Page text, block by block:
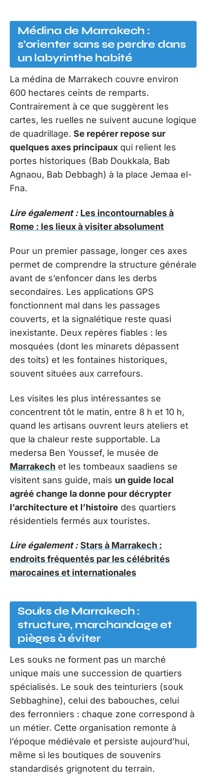
Médina de Marrakech :
s’orienter sans se perdre dans
un labyrinthe habité
La médina de Marrakech couvre environ
600 hectares ceints de remparts.
Contrairement à ce que suggèrent les
cartes, les ruelles ne suivent aucune logique
de quadrillage. Se repérer repose sur
quelques axes principaux qui relient les
portes historiques (Bab Doukkala, Bab
Agnaou, Bab Debbagh) à la place Jemaa el-
Fna.
Lire également : Les incontournables à
Rome : les lieux à visiter absolument
Pour un premier passage, longer ces axes
permet de comprendre la structure générale
avant de s’enfoncer dans les derbs
secondaires. Les applications GPS
fonctionnent mal dans les passages
couverts, et la signalétique reste quasi
inexistante. Deux repères fiables : les
mosquées (dont les minarets dépassent
des toits) et les fontaines historiques,
souvent situées aux carrefours.
Les visites les plus intéressantes se
concentrent tôt le matin, entre 8 h et 10 h,
quand les artisans ouvrent leurs ateliers et
que la chaleur reste supportable. La
medersa Ben Youssef, le musée de
Marrakech et les tombeaux saadiens se
visitent sans guide, mais un guide local
agréé change la donne pour décrypter
l’architecture et l’histoire des quartiers
résidentiels fermés aux touristes.
Lire également : Stars à Marrakech :
endroits fréquentés par les célébrités
marocaines et internationales
Souks de Marrakech :
structure, marchandage et
pièges à éviter
Les souks ne forment pas un marché
unique mais une succession de quartiers
spécialisés. Le souk des teinturiers (souk
Sebbaghine), celui des babouches, celui
des ferronniers : chaque zone correspond à
un métier. Cette organisation remonte à
l’époque médiévale et persiste aujourd’hui,
même si les boutiques de souvenirs
standardisés grignotent du terrain.